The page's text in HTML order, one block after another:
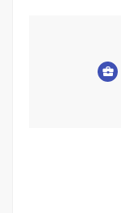
business_center